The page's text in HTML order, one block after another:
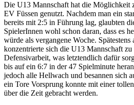
Die U13 Mannschaft hat die Möglichkeit
EV Füssen genutzt. Nachdem man ein
bereits mit 2:5 in Führung lag, glaubten
SpielerInnen wohl schon daran, dass es
würde als vergangene Woche.
konzentrierte sich die U13 Mannschaft
Defensivarbeit, was letztendlich dafür
bis auf ein 6:7 in der 47 Spielminute
jedoch alle Hellwach und besannen sich
ein Tore Vorsprung konnte mit einer
über die Zeit gebracht werden.